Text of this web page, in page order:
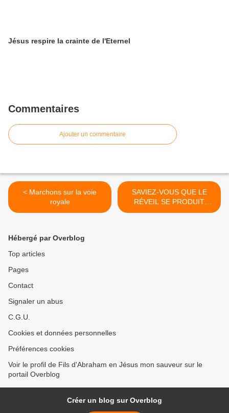
Jésus respire la crainte de l'Eternel
Commentaires
Ajouter un commentaire
< Marchons sur la voie
royale
SAVIEZ-VOUS QUE LE
RÉVEIL SE PRODUIT
SOUVENT AU TRAVERS
Hébergé par Overblog
Top articles
Pages
Contact
Signaler un abus
C.G.U.
Cookies et données personnelles
Préférences cookies
Voir le profil de Fils d'Abraham en Jésus mon sauveur sur le
portail Overblog
Créer un blog sur Overblog